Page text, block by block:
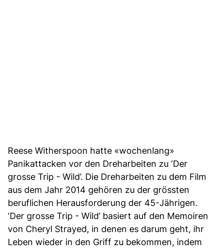
Reese Witherspoon hatte «wochenlang»
Panikattacken vor den Dreharbeiten zu ‘Der
grosse Trip - Wild’. Die Dreharbeiten zu dem Film
aus dem Jahr 2014 gehören zu der grössten
beruflichen Herausforderung der 45-Jährigen.
‘Der grosse Trip - Wild’ basiert auf den Memoiren
von Cheryl Strayed, in denen es darum geht, ihr
Leben wieder in den Griff zu bekommen, indem